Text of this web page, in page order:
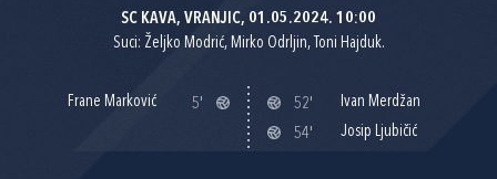
SC KAVA, VRANJIC, 01.05.2024. 10:00
Suci: Željko Modrić, Mirko Odrljin, Toni Hajduk.
Frane Marković 5' 52'
Ivan Merdžan
54'
Josip Ljubičić